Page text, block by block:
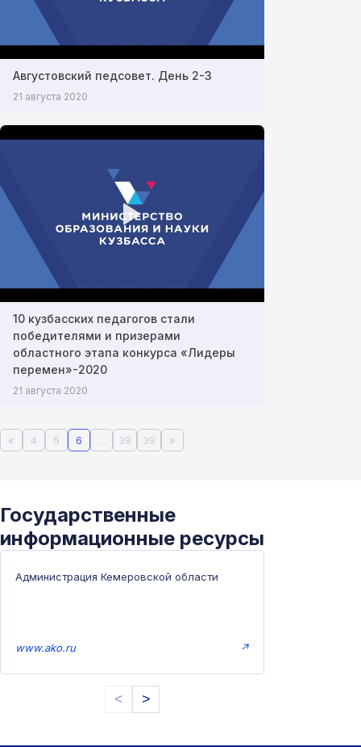
Августовский педсовет. День 2-3
21 августа 2020
10 кузбасских педагогов стали
победителями и призерами
областного этапа конкурса «Лидеры
перемен»-2020
21 августа 2020
« 4 5 6 … 38 39 »
Государственные
информационные ресурсы
Администрация Кемеровской области
www.ako.ru ↗
< >